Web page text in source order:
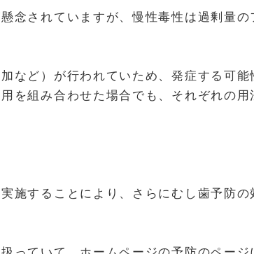
念されていますが、慢性毒性は過剰量の
など）が行われていため、発症する可能
を組み合わせた場合でも、それぞれの用
施することにより、さらにむし歯予防の